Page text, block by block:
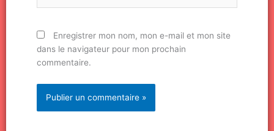
Enregistrer mon nom, mon e-mail et mon site
dans le navigateur pour mon prochain
commentaire.